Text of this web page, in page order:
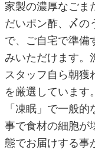
家製の濃厚なごま
だいポン酢、〆の
で、ご自宅で準備
みいただけます。
スタッフ自ら朝獲
を厳選しています
「凍眠」で一般
事で食材の細胞が
態でお届けする事